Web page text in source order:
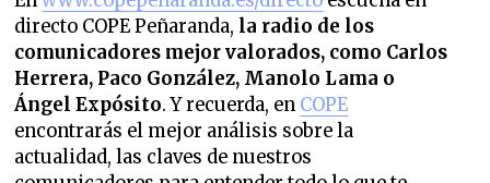
directo COPE Peñaranda, la radio de los
comunicadores mejor valorados, como Carlos
Herrera, Paco González, Manolo Lama o
Ángel Expósito. Y recuerda, en COPE
encontrarás el mejor análisis sobre la
actualidad, las claves de nuestros